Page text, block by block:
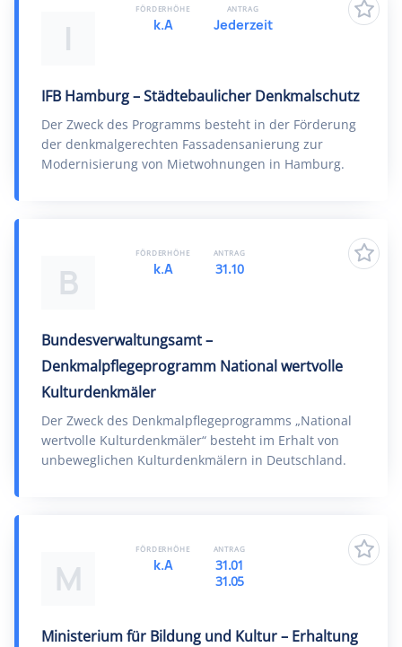
I
IFB Hamburg – Städtebaulicher Denkmalschutz
Der Zweck des Programms besteht in der Förderung
der denkmalgerechten Fassadensanierung zur
Modernisierung von Mietwohnungen in Hamburg.
FÖRDERHÖHE
k.A
ANTRAG
Jederzeit
B
Bundesverwaltungsamt –
Denkmalpflegeprogramm National wertvolle
Kulturdenkmäler
Der Zweck des Denkmalpflegeprogramms „National
wertvolle Kulturdenkmäler“ besteht im Erhalt von
unbeweglichen Kulturdenkmälern in Deutschland.
FÖRDERHÖHE
k.A
ANTRAG
31.10
M
Ministerium für Bildung und Kultur – Erhaltung
FÖRDERHÖHE
k.A
ANTRAG
31.01
31.05